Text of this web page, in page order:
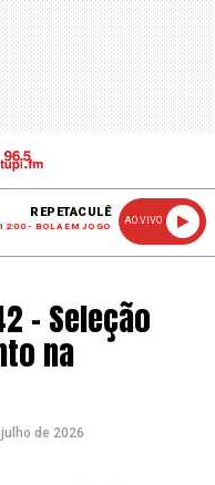
REPETACULÊ
- BOLA EM JOGO
AO VIVO
– Seleção
na
de 2026